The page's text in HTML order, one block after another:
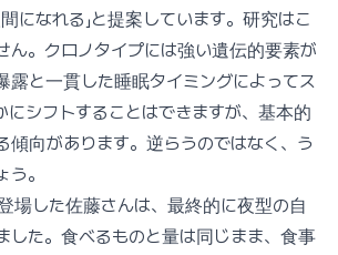
になれる」と提案しています。研究はこ
ん。クロノタイプには強い遺伝的要素が
露と一貫した睡眠タイミングによってス
にシフトすることはできますが、基本的
傾向があります。逆らうのではなく、う
。
場した佐藤さんは、最終的に夜型の自
した。食べるものと量は同じまま、食事